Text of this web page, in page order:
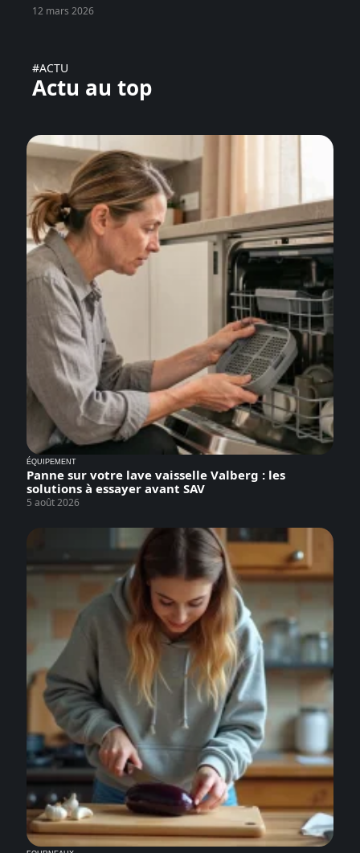
12 mars 2026
#ACTU
Actu au top
ÉQUIPEMENT
Panne sur votre lave vaisselle Valberg : les
solutions à essayer avant SAV
5 août 2026